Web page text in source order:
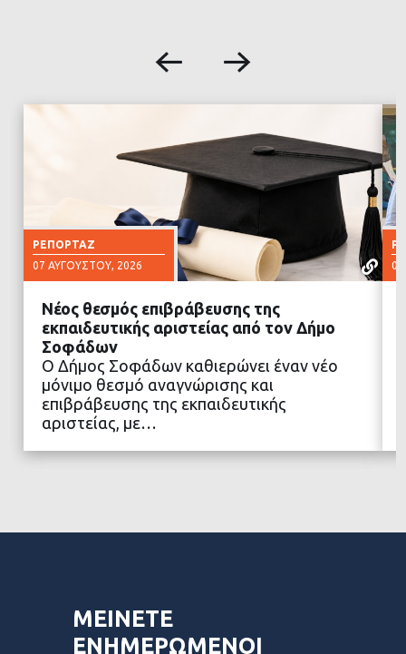
ΡΕΠΟΡΤΆΖ
07 ΑΥΓΟΎΣΤΟΥ, 2026
ΔΙΑΒΑΣΤΕ ΠΕΡΙΣΣΟΤΕΡΑ
Νέος θεσμός επιβράβευσης της
εκπαιδευτικής αριστείας από τον Δήμο
Σοφάδων
Ο Δήμος Σοφάδων καθιερώνει έναν νέο
μόνιμο θεσμό αναγνώρισης και
επιβράβευσης της εκπαιδευτικής
αριστείας, με…
ΜΕΙΝΕΤΕ
ΕΝΗΜΕΡΩΜΕΝΟΙ